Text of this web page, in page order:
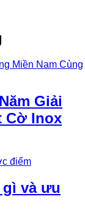
Giải
Cờ Inox
và ưu